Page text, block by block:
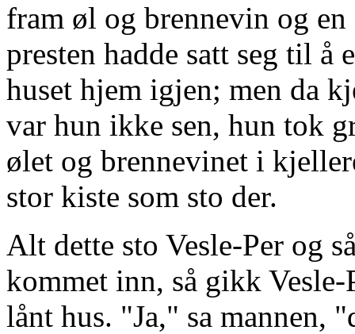
fram øl og brennevin og
presten hadde satt seg til
huset hjem igjen; men da
var hun ikke sen, hun tok
ølet og brennevinet i
stor kiste som sto der.
Alt dette sto Vesle-Per og
kommet inn, så gikk Vesle-
lånt hus. "Ja," sa mannen,